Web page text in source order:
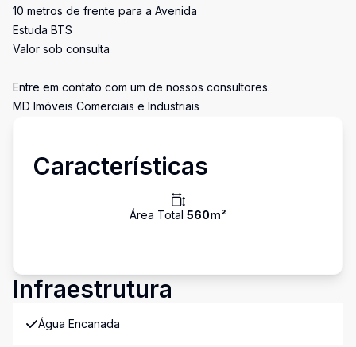
10 metros de frente para a Avenida
Estuda BTS
Valor sob consulta
Entre em contato com um de nossos consultores.
MD Imóveis Comerciais e Industriais
Características
Área Total 560m²
Infraestrutura
Água Encanada